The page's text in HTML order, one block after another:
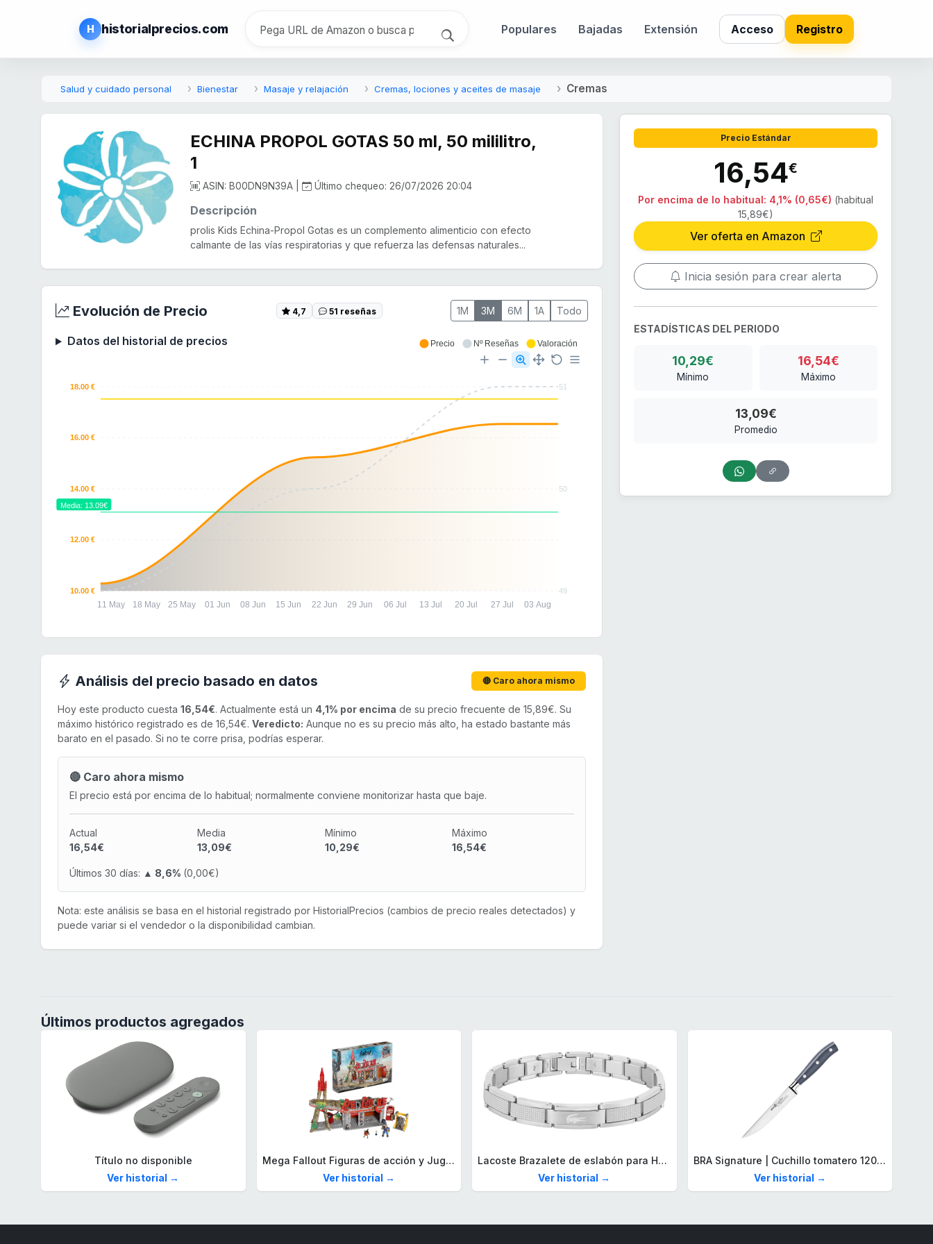
H historialprecios.com Populares Bajadas Extensión Acceso Registro
Salud y cuidado personal Bienestar Masaje y relajación Cremas, lociones y aceites de masaje Cremas
ECHINA PROPOL GOTAS 50 ml, 50 mililitro,
1
ASIN: B00DN9N39A | Último chequeo: 26/07/2026 20:04
Descripción
prolis Kids Echina-Propol Gotas es un complemento alimenticio con efecto
calmante de las vías respiratorias y que refuerza las defensas naturales...
Evolución de Precio 4,7 51 reseñas 1M 3M 6M 1A Todo
Datos del historial de precios
51
50
49
18.00 €
16.00 €
14.00 €
12.00 €
10.00 €
11 May 18 May 25 May 01 Jun 08 Jun 15 Jun 22 Jun 29 Jun 06 Jul 13 Jul 20 Jul 27 Jul 03 Aug
Media: 13.09€
Precio Nº Reseñas Valoración
Análisis del precio basado en datos 🔴 Caro ahora mismo
Hoy este producto cuesta 16,54€. Actualmente está un 4,1% por encima de su precio frecuente de 15,89€. Su
máximo histórico registrado es de 16,54€. Veredicto: Aunque no es su precio más alto, ha estado bastante más
barato en el pasado. Si no te corre prisa, podrías esperar.
🔴 Caro ahora mismo
El precio está por encima de lo habitual; normalmente conviene monitorizar hasta que baje.
Actual
16,54€
Media
13,09€
Mínimo
10,29€
Máximo
16,54€
Últimos 30 días: ▲ 8,6% (0,00€)
Nota: este análisis se basa en el historial registrado por HistorialPrecios (cambios de precio reales detectados) y
puede variar si el vendedor o la disponibilidad cambian.
Precio Estándar
16,54€
Por encima de lo habitual: 4,1% (0,65€) (habitual
15,89€)
Ver oferta en Amazon
Inicia sesión para crear alerta
ESTADÍSTICAS DEL PERIODO
10,29€
Mínimo
16,54€
Máximo
13,09€
Promedio
Últimos productos agregados
Título no disponible
Ver historial →
Mega Fallout Figuras de acción y Juguetes de construcción, Parada de Camiones Red Rocket con 824 Piezas, 2 Personajes articulados y Accesorios, para coleccionistas, HXT00
Ver historial →
Lacoste Brazalete de eslabón para Hombre Colección STENCIL de Acero inoxidable
Ver historial →
BRA Signature | Cuchillo tomatero 120 mm, Acero Inoxidable alemán forjado con Molibdeno Vanadio, Mango Remachado ABS, Diseño Ergonómico, Hoja 1,6 mm espesor
Ver historial →